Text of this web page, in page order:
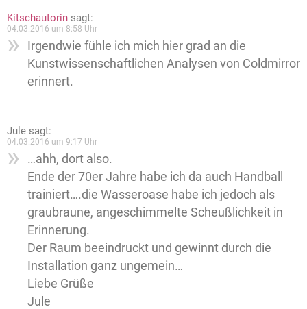
Kitschautorin sagt:
04.03.2016 um 8:58 Uhr
Irgendwie fühle ich mich hier grad an die
Kunstwissenschaftlichen Analysen von Coldmirror
erinnert.
Jule sagt:
04.03.2016 um 9:17 Uhr
…ahh, dort also.
Ende der 70er Jahre habe ich da auch Handball
trainiert….die Wasseroase habe ich jedoch als
graubraune, angeschimmelte Scheußlichkeit in
Erinnerung.
Der Raum beeindruckt und gewinnt durch die
Installation ganz ungemein…
Liebe Grüße
Jule